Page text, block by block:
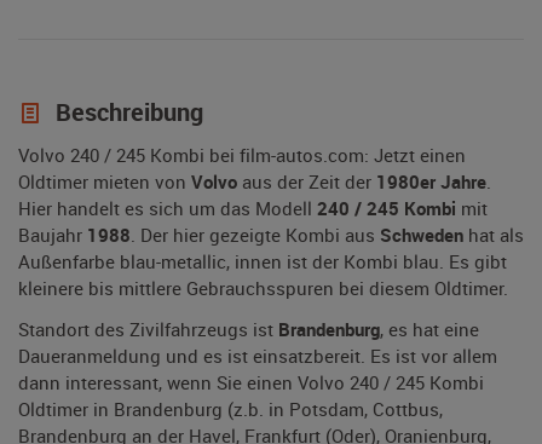
Beschreibung
Volvo 240 / 245 Kombi bei film-autos.com: Jetzt einen
Oldtimer mieten von Volvo aus der Zeit der 1980er Jahre.
Hier handelt es sich um das Modell 240 / 245 Kombi mit
Baujahr 1988. Der hier gezeigte Kombi aus Schweden hat als
Außenfarbe blau-metallic, innen ist der Kombi blau. Es gibt
kleinere bis mittlere Gebrauchsspuren bei diesem Oldtimer.
Standort des Zivilfahrzeugs ist Brandenburg, es hat eine
Daueranmeldung und es ist einsatzbereit. Es ist vor allem
dann interessant, wenn Sie einen Volvo 240 / 245 Kombi
Oldtimer in Brandenburg (z.b. in Potsdam, Cottbus,
Brandenburg an der Havel, Frankfurt (Oder), Oranienburg,